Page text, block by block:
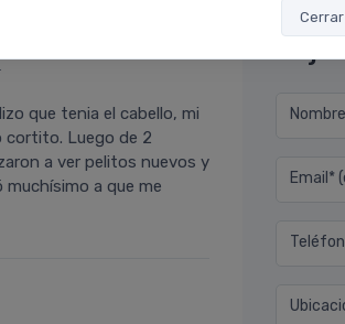
Cerrar
.
que tenia el cabello, mi
cortito. Luego de 2
a ver pelitos nuevos y
a que me
Email*